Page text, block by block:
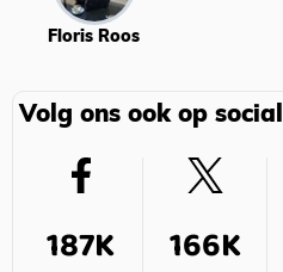
Floris Roos
Volg ons ook op social
187K 166K